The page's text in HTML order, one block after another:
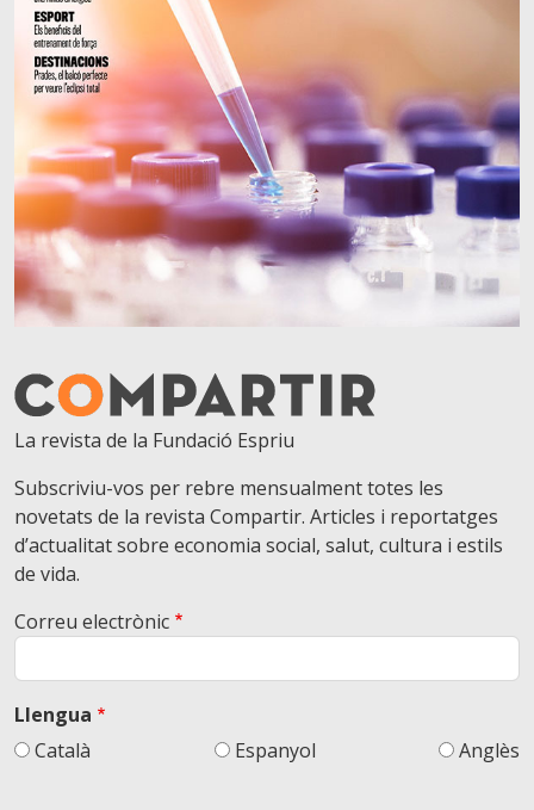
La revista de la Fundació Espriu
Subscriviu-vos per rebre mensualment totes les
novetats de la revista Compartir. Articles i reportatges
d’actualitat sobre economia social, salut, cultura i estils
de vida.
Correu electrònic
Llengua
Català
Espanyol Anglès